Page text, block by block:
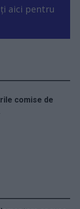
aici pentru
comise de